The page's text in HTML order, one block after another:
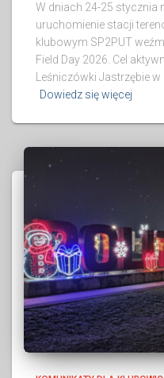
W dniach 24-25 stycznia
uruchomienie stacji
klubowym SP2PUT
Field Day 2026. Cel
Leśniczówki Jastrzębie
Dowiedz się więcej